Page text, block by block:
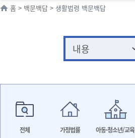
홈 > 백문백답 > 생활법령 백문백답
전체 가정법률 아동·청소년/교육